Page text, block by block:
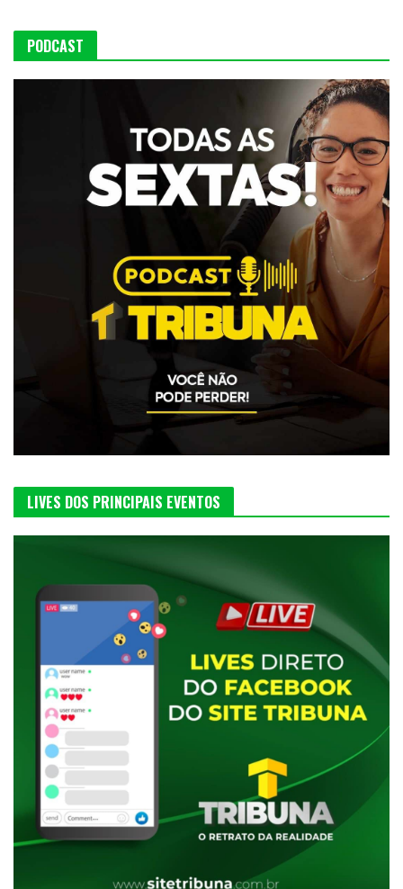
PODCAST
LIVES DOS PRINCIPAIS EVENTOS